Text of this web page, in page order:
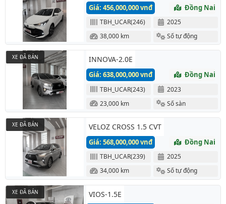
Giá: 456,000,000 vnđ Đồng Nai
TBH_UCAR(246)
2025
38,000 km
Số tự động
INNOVA-2.0E
Giá: 638,000,000 vnđ Đồng Nai
TBH_UCAR(243)
2023
23,000 km
Số sàn
XE ĐÃ BÁN
VELOZ CROSS 1.5 CVT
Giá: 568,000,000 vnđ Đồng Nai
TBH_UCAR(239)
2025
34,000 km
Số tự động
XE ĐÃ BÁN
VIOS-1.5E
XE ĐÃ BÁN